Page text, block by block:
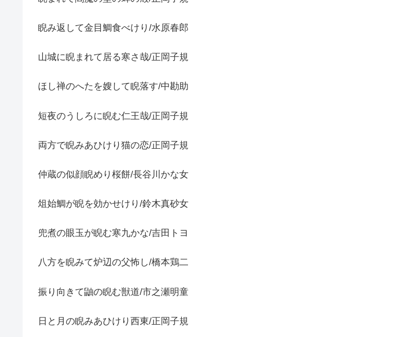
睨み返して金目鯛食べけり/水原春郎
山城に睨まれて居る寒さ哉/正岡子規
ほし禅のへたを嫂して睨落す/中勘助
短夜のうしろに睨む仁王哉/正岡子規
両方で睨みあひけり猫の恋/正岡子規
仲蔵の似顔睨めり桜餅/長谷川かな女
俎始鯛が睨を効かせけり/鈴木真砂女
兜煮の眼玉が睨む寒九かな/吉田トヨ
八方を睨みて炉辺の父怖し/橋本鶏二
振り向きて鼬の睨む獣道/市之瀬明童
日と月の睨みあひけり西東/正岡子規